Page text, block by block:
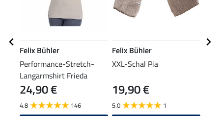
Felix Bühler
Performance-Stretch-
Langarmshirt Frieda
24,90 €
4.8 146
Felix Bühler
XXL-Schal Pia
19,90 €
5.0 1